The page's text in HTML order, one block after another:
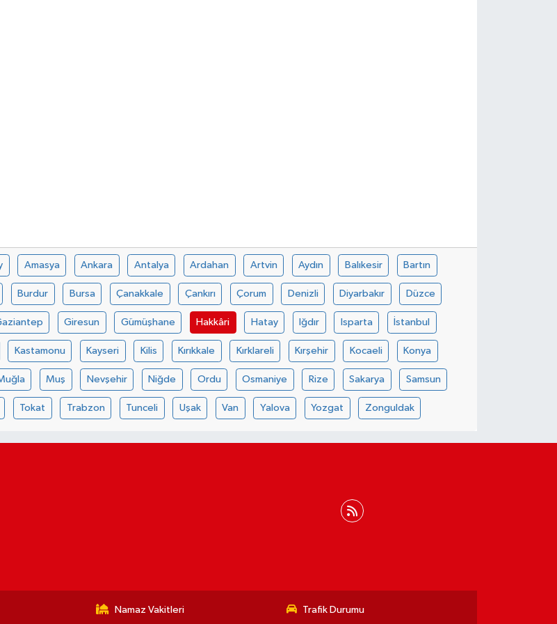
Amasya Ankara Antalya Ardahan Artvin Aydın Balıkesir Bartın
Burdur Bursa Çanakkale Çankırı Çorum Denizli Diyarbakır Düzce
Giresun Gümüşhane Hakkâri Hatay Iğdır Isparta İstanbul
Kastamonu Kayseri Kilis Kırıkkale Kırklareli Kırşehir Kocaeli Konya
Muş Nevşehir Niğde Ordu Osmaniye Rize Sakarya Samsun
Tokat Trabzon Tunceli Uşak Van Yalova Yozgat Zonguldak
Namaz Vakitleri Trafik Durumu